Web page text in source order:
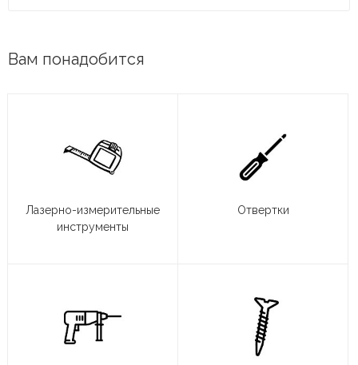
Вам понадобится
Лазерно-измерительные
инструменты
Отвертки